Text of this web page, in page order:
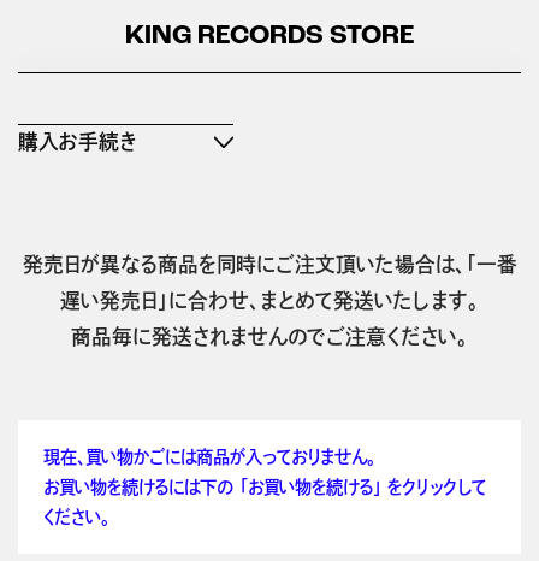
KING RECORDS STORE
購入お手続き
発売日が異なる商品を同時にご注文頂いた場合は、「一番
遅い発売日」に合わせ、まとめて発送いたします。
商品毎に発送されませんのでご注意ください。
現在、買い物かごには商品が入っておりません。
お買い物を続けるには下の 「お買い物を続ける」 をクリックして
ください。